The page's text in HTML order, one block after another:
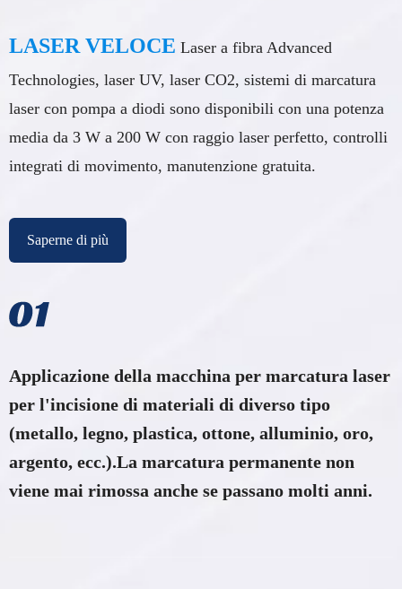
LASER VELOCE Laser a fibra Advanced
Technologies, laser UV, laser CO2, sistemi di marcatura
laser con pompa a diodi sono disponibili con una potenza
media da 3 W a 200 W con raggio laser perfetto, controlli
integrati di movimento, manutenzione gratuita.
Saperne di più
Applicazione della macchina per marcatura laser
per l'incisione di materiali di diverso tipo
(metallo, legno, plastica, ottone, alluminio, oro,
argento, ecc.).La marcatura permanente non
viene mai rimossa anche se passano molti anni.